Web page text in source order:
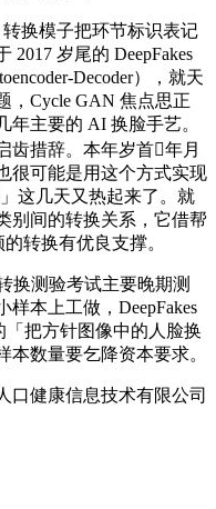
换模子把环节标识表记
岁尾的 DeepFakes
Decoder），就天
，Cycle GAN 焦点思正
主要的 AI 换脸手艺。
齿措辞。本年岁首年月
很可能是用这个方式实现
这几天又热起来了。就
别间的转换关系，它借帮
转换有优良支撑。
测验考试主要晚期测
本上工做，DeepFakes
「把方针图像中的人脸换
本数量要乞降资本要求。
口健康信息技术有限公司